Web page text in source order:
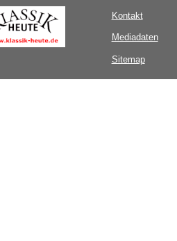
Kontakt
Mediadaten
Sitemap